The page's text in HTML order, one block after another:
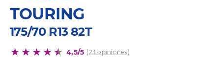
TOURING
175/70 R13 82T
4,5/5 (23 opiniones)